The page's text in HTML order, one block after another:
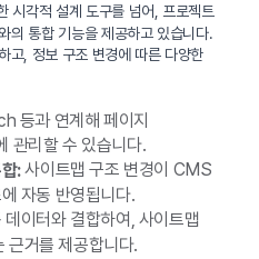
시각적 설계 도구를 넘어, 프로젝트
의 통합 기능을 제공하고 있습니다.
고, 정보 구조 변경에 따른 다양한
등과 연계해 페이지
관리할 수 있습니다.
:사이트맵 구조 변경이 CMS
자동 반영됩니다.
이터와 결합하여, 사이트맵
근거를 제공합니다.